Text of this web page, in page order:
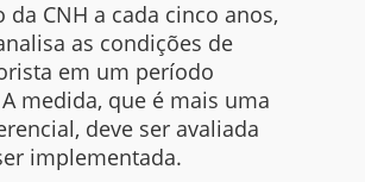
da CNH a cada cinco anos,
as condições de
em um período
medida, que é mais uma
deve ser avaliada
implementada.